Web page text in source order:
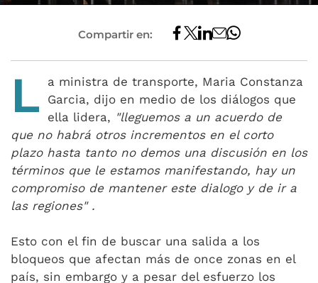
Compartir en:
L
a ministra de transporte, Maria Constanza
Garcia, dijo en medio de los diálogos que
ella lidera, "lleguemos a un acuerdo de
que no habrá otros incrementos en el corto
plazo hasta tanto no demos una discusión en los
términos que le estamos manifestando, hay un
compromiso de mantener este dialogo y de ir a
las regiones" .
Esto con el fin de buscar una salida a los
bloqueos que afectan más de once zonas en el
país, sin embargo y a pesar del esfuerzo los